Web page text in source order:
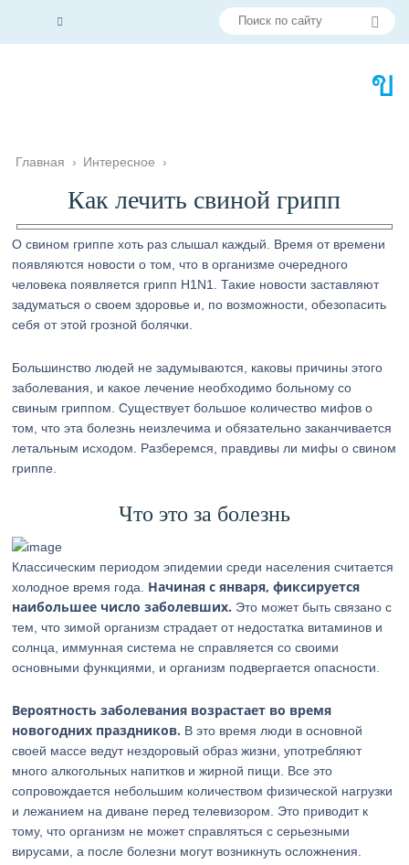
Главная › Интересное ›
Как лечить свиной грипп
О свином гриппе хоть раз слышал каждый. Время от времени
появляются новости о том, что в организме очередного
человека появляется грипп H1N1. Такие новости заставляют
задуматься о своем здоровье и, по возможности, обезопасить
себя от этой грозной болячки.
Большинство людей не задумываются, каковы причины этого
заболевания, и какое лечение необходимо больному со
свиным гриппом. Существует большое количество мифов о
том, что эта болезнь неизлечима и обязательно заканчивается
летальным исходом. Разберемся, правдивы ли мифы о свином
гриппе.
Что это за болезнь
Классическим периодом эпидемии среди населения считается
холодное время года. Начиная с января, фиксируется
наибольшее число заболевших. Это может быть связано с
тем, что зимой организм страдает от недостатка витаминов и
солнца, иммунная система не справляется со своими
основными функциями, и организм подвергается опасности.
Вероятность заболевания возрастает во время
новогодних праздников. В это время люди в основной
своей массе ведут нездоровый образ жизни, употребляют
много алкогольных напитков и жирной пищи. Все это
сопровождается небольшим количеством физической нагрузки
и лежанием на диване перед телевизором. Это приводит к
тому, что организм не может справляться с серьезными
вирусами, а после болезни могут возникнуть осложнения.